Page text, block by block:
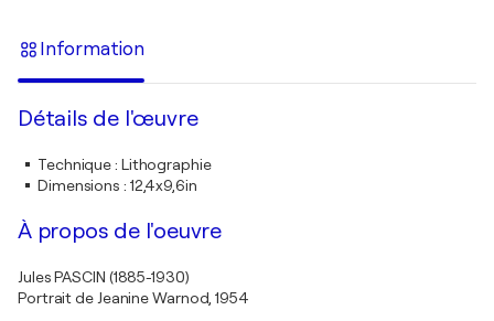
Information
Détails de l'œuvre
Technique: Lithographie
Dimensions : 12,4x9,6in
À propos de l'oeuvre
Jules PASCIN (1885-1930)
Portrait de Jeanine Warnod, 1954